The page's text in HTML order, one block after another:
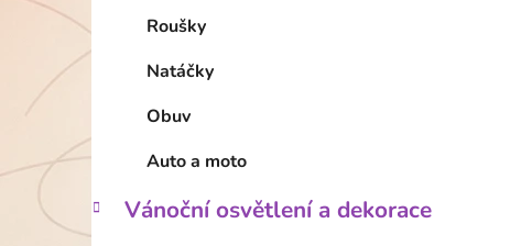
Roušky
Natáčky
Obuv
Auto a moto
Vánoční osvětlení a dekorace